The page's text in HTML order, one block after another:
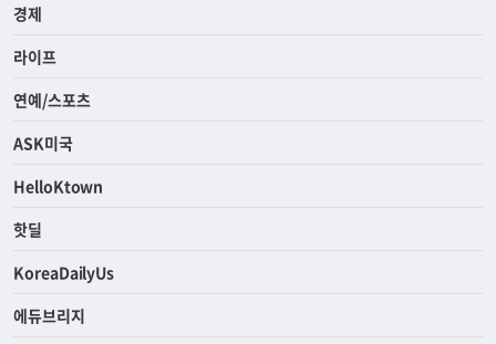
경제
라이프
연예/스포츠
ASK미국
HelloKtown
핫딜
KoreaDailyUs
에듀브리지